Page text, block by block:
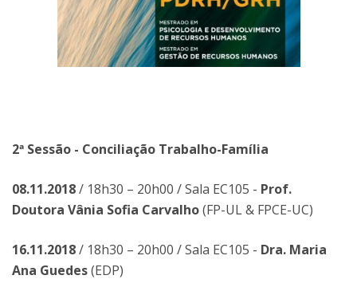
2ª Sessão - Conciliação Trabalho-Família
08.11.2018/ 18h30 – 20h00 / Sala EC105 - Prof.
Doutora Vânia Sofia Carvalho(FP-UL & FPCE-UC)
16.11.2018/ 18h30 – 20h00 / Sala EC105 - Dra. Maria
Ana Guedes(EDP)